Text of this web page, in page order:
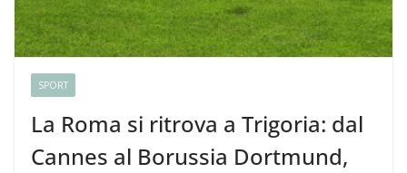
SPORT
La Roma si ritrova a Trigoria: dal
Cannes al Borussia Dortmund,